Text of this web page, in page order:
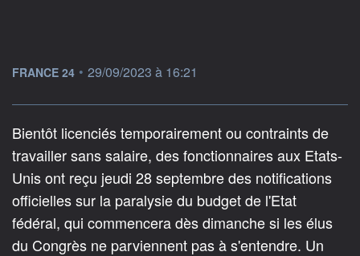
information fournie par
FRANCE 24 • 29/09/2023 à 16:21
Bientôt licenciés temporairement ou contraints de
travailler sans salaire, des fonctionnaires aux Etats-
Unis ont reçu jeudi 28 septembre des notifications
officielles sur la paralysie du budget de l'Etat
fédéral, qui commencera dès dimanche si les élus
du Congrès ne parviennent pas à s'entendre. Un